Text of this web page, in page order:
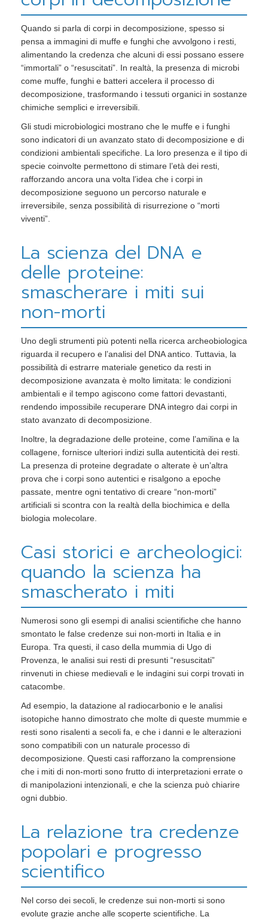
Quando si parla di corpi in decomposizione, spesso si
pensa a immagini di muffe e funghi che avvolgono i resti,
alimentando la credenza che alcuni di essi possano essere
“immortali” o “resuscitati”. In realtà, la presenza di microbi
come muffe, funghi e batteri accelera il processo di
decomposizione, trasformando i tessuti organici in sostanze
chimiche semplici e irreversibili.
Gli studi microbiologici mostrano che le muffe e i funghi
sono indicatori di un avanzato stato di decomposizione e di
condizioni ambientali specifiche. La loro presenza e il tipo di
specie coinvolte permettono di stimare l’età dei resti,
rafforzando ancora una volta l’idea che i corpi in
decomposizione seguono un percorso naturale e
irreversibile, senza possibilità di risurrezione o “morti
viventi”.
La scienza del DNA e
delle proteine:
smascherare i miti sui
non-morti
Uno degli strumenti più potenti nella ricerca archeobiologica
riguarda il recupero e l’analisi del DNA antico. Tuttavia, la
possibilità di estrarre materiale genetico da resti in
decomposizione avanzata è molto limitata: le condizioni
ambientali e il tempo agiscono come fattori devastanti,
rendendo impossibile recuperare DNA integro dai corpi in
stato avanzato di decomposizione.
Inoltre, la degradazione delle proteine, come l’amilina e la
collagene, fornisce ulteriori indizi sulla autenticità dei resti.
La presenza di proteine degradate o alterate è un’altra
prova che i corpi sono autentici e risalgono a epoche
passate, mentre ogni tentativo di creare “non-morti”
artificiali si scontra con la realtà della biochimica e della
biologia molecolare.
Casi storici e archeologici:
quando la scienza ha
smascherato i miti
Numerosi sono gli esempi di analisi scientifiche che hanno
smontato le false credenze sui non-morti in Italia e in
Europa. Tra questi, il caso della mummia di Ugo di
Provenza, le analisi sui resti di presunti “resuscitati”
rinvenuti in chiese medievali e le indagini sui corpi trovati in
catacombe.
Ad esempio, la datazione al radiocarbonio e le analisi
isotopiche hanno dimostrato che molte di queste mummie e
resti sono risalenti a secoli fa, e che i danni e le alterazioni
sono compatibili con un naturale processo di
decomposizione. Questi casi rafforzano la comprensione
che i miti di non-morti sono frutto di interpretazioni errate o
di manipolazioni intenzionali, e che la scienza può chiarire
ogni dubbio.
La relazione tra credenze
popolari e progresso
scientifico
Nel corso dei secoli, le credenze sui non-morti si sono
evolute grazie anche alle scoperte scientifiche. La